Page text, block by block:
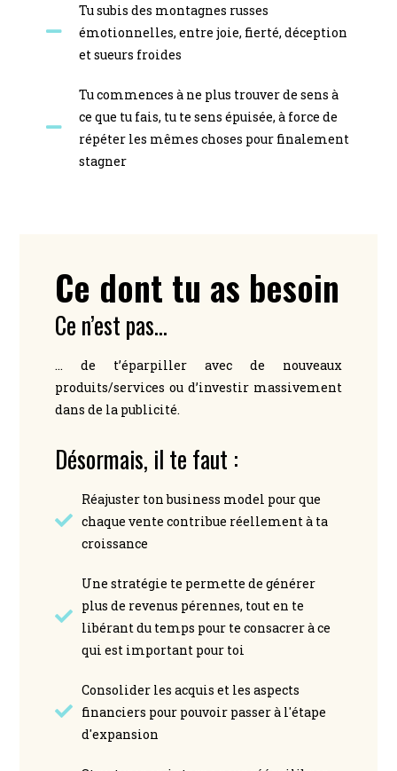
Tu subis des montagnes russes
émotionnelles, entre joie, fierté, déception
et sueurs froides
Tu commences à ne plus trouver de sens à
ce que tu fais, tu te sens épuisée, à force de
répéter les mêmes choses pour finalement
stagner
Ce dont tu as besoin
Ce n’est pas…
… de t’éparpiller avec de nouveaux
produits/services ou d’investir massivement
dans de la publicité.
Désormais, il te faut :
Réajuster ton business model pour que
chaque vente contribue réellement à ta
croissance
Une stratégie te permette de générer
plus de revenus pérennes, tout en te
libérant du temps pour te consacrer à ce
qui est important pour toi
Consolider les acquis et les aspects
financiers pour pouvoir passer à l'étape
d'expansion